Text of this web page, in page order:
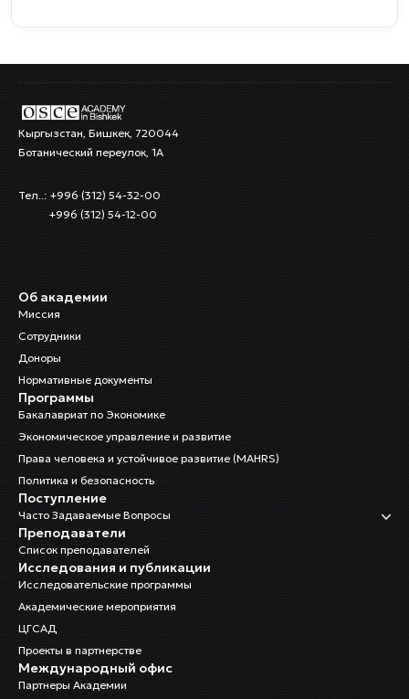
Кыргызстан, Бишкек, 720044
Ботанический переулок, 1А
Тел..: +996 (312) 54-32-00
+996 (312) 54-12-00
Об академии
Миссия
Сотрудники
Доноры
Нормативные документы
Программы
Бакалавриат по Экономике
Экономическое управление и развитие
Права человека и устойчивое развитие (MAHRS)
Политика и безопасность
Поступление
Часто Задаваемые Вопросы
Преподаватели
Список преподавателей
Исследования и публикации
Исследовательские программы
Академические мероприятия
ЦГСАД
Проекты в партнерстве
Международный офис
Партнеры Академии